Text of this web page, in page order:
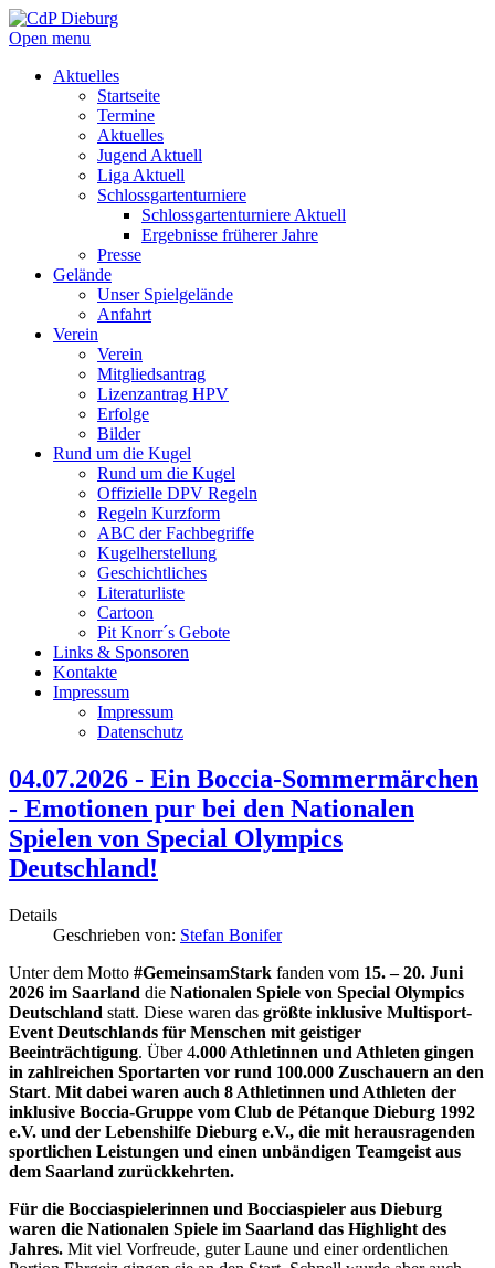
Open menu
Aktuelles
Startseite
Termine
Aktuelles
Jugend Aktuell
Liga Aktuell
Schlossgartenturniere
Schlossgartenturniere Aktuell
Ergebnisse früherer Jahre
Presse
Gelände
Unser Spielgelände
Anfahrt
Verein
Verein
Mitgliedsantrag
Lizenzantrag HPV
Erfolge
Bilder
Rund um die Kugel
Rund um die Kugel
Offizielle DPV Regeln
Regeln Kurzform
ABC der Fachbegriffe
Kugelherstellung
Geschichtliches
Literaturliste
Cartoon
Pit Knorr´s Gebote
Links & Sponsoren
Kontakte
Impressum
Impressum
Datenschutz
04.07.2026 - Ein Boccia-Sommermärchen
- Emotionen pur bei den Nationalen
Spielen von Special Olympics
Deutschland!
Details
Geschrieben von: Stefan Bonifer
Unter dem Motto #GemeinsamStark fanden vom 15. – 20. Juni
2026 im Saarland die Nationalen Spiele von Special Olympics
Deutschland statt. Diese waren das größte inklusive Multisport-
Event Deutschlands für Menschen mit geistiger
Beeinträchtigung. Über 4.000 Athletinnen und Athleten gingen
in zahlreichen Sportarten vor rund 100.000 Zuschauern an den
Start. Mit dabei waren auch 8 Athletinnen und Athleten der
inklusive Boccia-Gruppe vom Club de Pétanque Dieburg 1992
e.V. und der Lebenshilfe Dieburg e.V., die mit herausragenden
sportlichen Leistungen und einen unbändigen Teamgeist aus
dem Saarland zurückkehrten.
Für die Bocciaspielerinnen und Bocciaspieler aus Dieburg
waren die Nationalen Spiele im Saarland das Highlight des
Jahres. Mit viel Vorfreude, guter Laune und einer ordentlichen